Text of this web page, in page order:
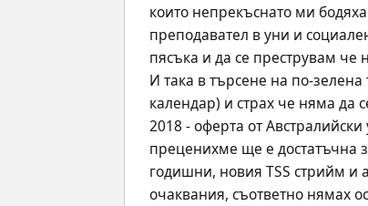
които непрекъснато ми
преподавател в уни и
пясъка и да се преструвам че
И така в търсене на по-
календар) и страх че няма да
2018 - оферта от
преценихме ще е достатъчна
годишни, новия TSS стрийм и
очаквания, съответно нямах